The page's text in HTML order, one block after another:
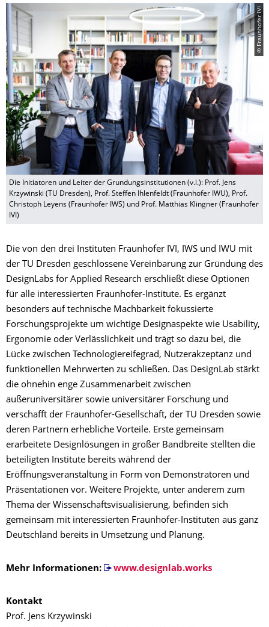
© Fraunhofer IVI
Die Initiatoren und Leiter der Grundungsinstitutionen (v.l.): Prof. Jens
Krzywinski (TU Dresden), Prof. Steffen Ihlenfeldt (Fraunhofer IWU), Prof.
Christoph Leyens (Fraunhofer IWS) und Prof. Matthias Klingner (Fraunhofer
IVI)
Die von den drei Instituten Fraunhofer IVI, IWS und IWU mit
der TU Dresden geschlossene Vereinbarung zur Gründung des
DesignLabs for Applied Research erschließt diese Optionen
für alle interessierten Fraunhofer-Institute. Es ergänzt
besonders auf technische Machbarkeit fokussierte
Forschungsprojekte um wichtige Designaspekte wie Usability,
Ergonomie oder Verlässlichkeit und trägt so dazu bei, die
Lücke zwischen Technologiereifegrad, Nutzerakzeptanz und
funktionellen Mehrwerten zu schließen. Das DesignLab stärkt
die ohnehin enge Zusammenarbeit zwischen
außeruniversitärer sowie universitärer Forschung und
verschafft der Fraunhofer-Gesellschaft, der TU Dresden sowie
deren Partnern erhebliche Vorteile. Erste gemeinsam
erarbeitete Designlösungen in großer Bandbreite stellten die
beteiligten Institute bereits während der
Eröffnungsveranstaltung in Form von Demonstratoren und
Präsentationen vor. Weitere Projekte, unter anderem zum
Thema der Wissenschaftsvisualisierung, befinden sich
gemeinsam mit interessierten Fraunhofer-Instituten aus ganz
Deutschland bereits in Umsetzung und Planung.
Mehr Informationen: www.designlab.works
Kontakt
Prof. Jens Krzywinski